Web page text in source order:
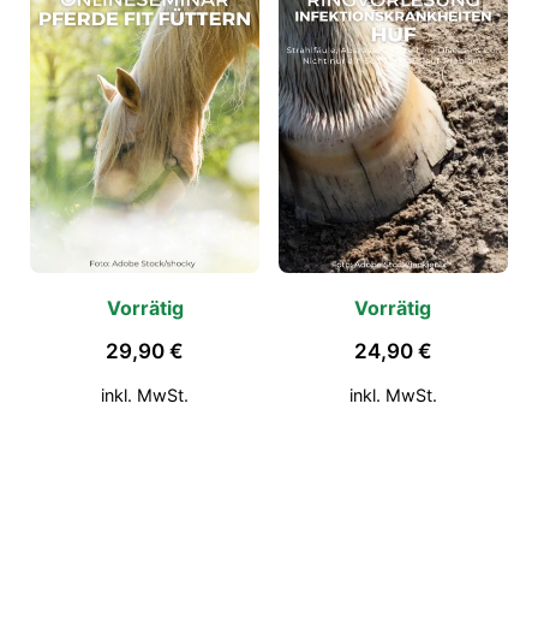
Vorrätig
29,90€
inkl. MwSt.
Vorrätig
24,90 €
inkl. MwSt.